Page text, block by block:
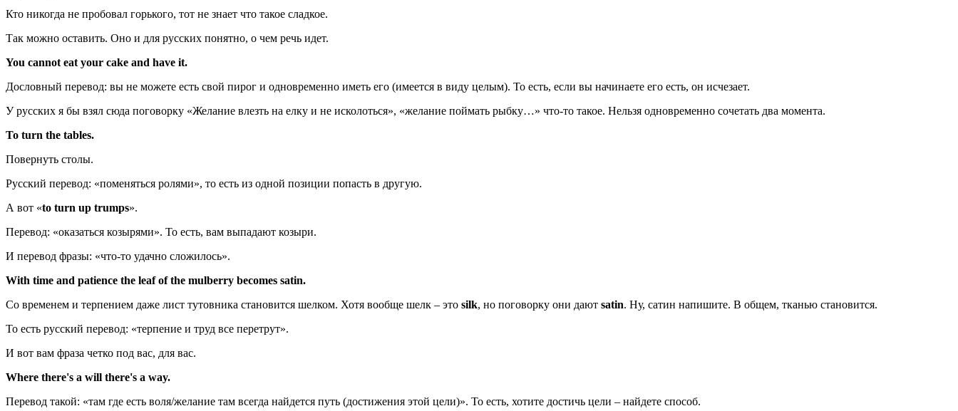
Кто никогда не пробовал горького, тот не знает что такое сладкое.
Так можно оставить. Оно и для русских понятно, о чем речь идет.
You cannot eat your cake and have it.
Дословный перевод: вы не можете есть свой пирог и одновременно иметь его (имеется в виду целым). То есть, если вы начинаете его есть, он исчезает.
У русских я бы взял сюда поговорку «Желание влезть на елку и не исколоться», «желание поймать рыбку…» что-то такое. Нельзя одновременно сочетать два момента.
To turn the tables.
Повернуть столы.
Русский перевод: «поменяться ролями», то есть из одной позиции попасть в другую.
А вот «to turn up trumps».
Перевод: «оказаться козырями». То есть, вам выпадают козыри.
И перевод фразы: «что-то удачно сложилось».
With time and patience the leaf of the mulberry becomes satin.
Со временем и терпением даже лист тутовника становится шелком. Хотя вообще шелк – это silk, но поговорку они дают satin. Ну, сатин напишите. В общем, тканью становится.
То есть русский перевод: «терпение и труд все перетрут».
И вот вам фраза четко под вас, для вас.
Where there's a will there's a way.
Перевод такой: «там где есть воля/желание там всегда найдется путь (достижения этой цели)». То есть, хотите достичь цели – найдете способ.